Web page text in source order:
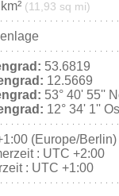
(11,93 sq mi)
53.6819
12.5669
53° 40' 55''
12° 34' 1''
(Europe/Berlin)
: UTC +2:00
: UTC +1:00